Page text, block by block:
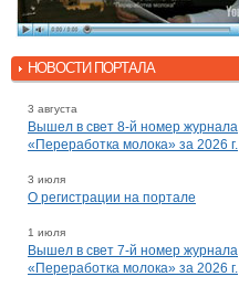
НОВОСТИ ПОРТАЛА
3 августа
Вышел в свет 8-й номер журнала
«Переработка молока» за 2026 г.
3 июля
О регистрации на портале
1 июля
Вышел в свет 7-й номер журнала
«Переработка молока» за 2026 г.